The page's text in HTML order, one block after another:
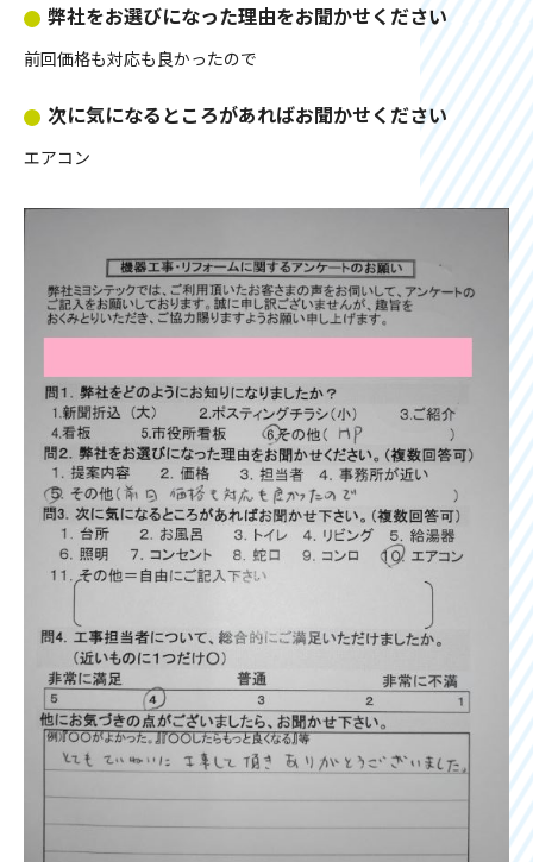
弊社をお選びになった理由をお聞かせください
前回価格も対応も良かったので
次に気になるところがあればお聞かせください
エアコン